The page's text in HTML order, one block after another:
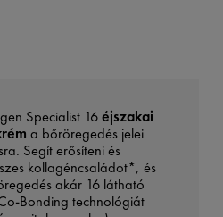
Specialist 16éjszakai
a bőröregedés jelei
Segít erősíteni és
kollagéncsaládot*, és
akár 16 látható
Bonding technológiát